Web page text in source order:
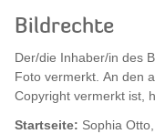
Bildrechte
Der/die Inhaber/in des
Foto vermerkt. An den
Copyright vermerkt ist,
Startseite: Sophia